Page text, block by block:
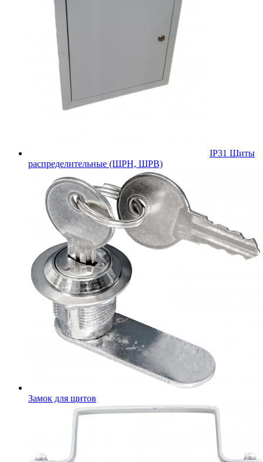
IP31 Щиты
распределительные (ЩРН, ЩРВ)
Замок для щитов